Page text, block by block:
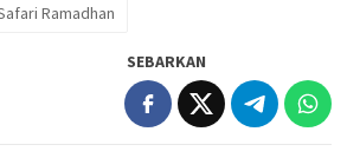
Ramadhan
SEBARKAN